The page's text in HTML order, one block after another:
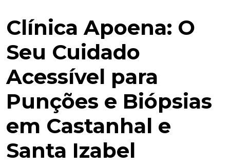
Clínica Apoena: O
Seu Cuidado
Acessível para
Punções e Biópsias
em Castanhal e
Santa Izabel